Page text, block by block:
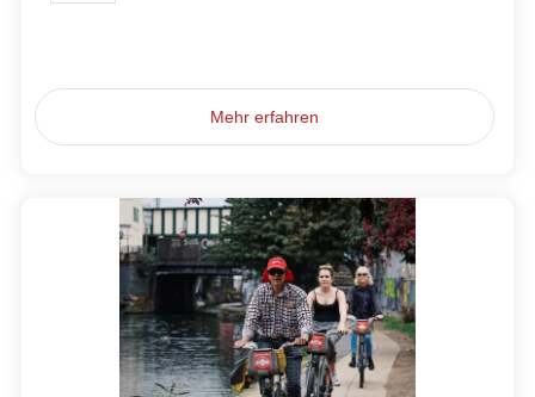
Mehr erfahren